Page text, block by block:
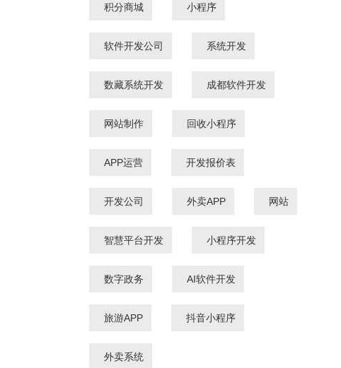
积分商城 小程序
软件开发公司 系统开发
数藏系统开发 成都软件开发
网站制作 回收小程序
APP运营 开发报价表
开发公司 外卖APP 网站
智慧平台开发 小程序开发
数字政务 AI软件开发
旅游APP 抖音小程序
外卖系统